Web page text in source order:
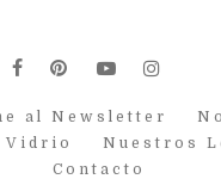
facebook
pinterest
youtube
al Newsletter
Vidrio
Nuestros
Contacto